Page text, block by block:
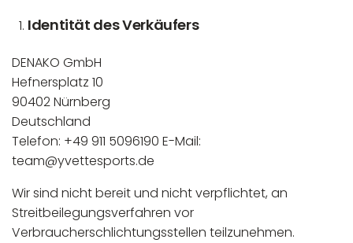
Identität des Verkäufers
DENAKO GmbH
Hefnersplatz 10
90402 Nürnberg
Deutschland
Telefon: +49 911 5096190 E-Mail:
team@yvettesports.de
Wir sind nicht bereit und nicht verpflichtet, an
Streitbeilegungsverfahren vor
Verbraucherschlichtungsstellen teilzunehmen.